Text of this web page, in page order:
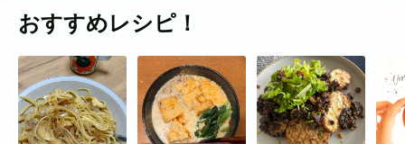
おすすめレシピ！